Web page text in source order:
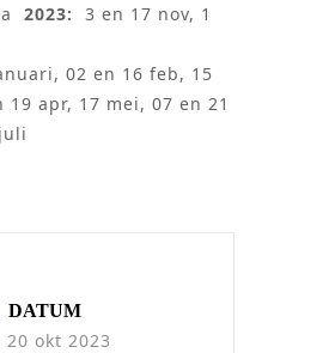
2023:
3 en 17 nov, 1
02 en 16 feb, 15
19 apr, 17 mei, 07 en 21
DATUM
20 okt 2023